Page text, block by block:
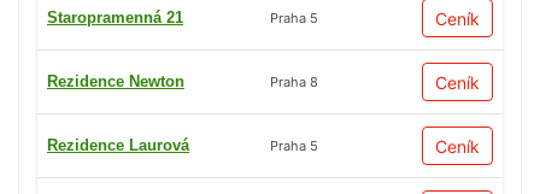
Staropramenná 21 Praha 5 Ceník
Rezidence Newton Praha 8 Ceník
Rezidence Laurová Praha 5 Ceník